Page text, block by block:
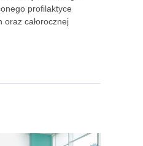
profilaktyce
oraz całorocznej